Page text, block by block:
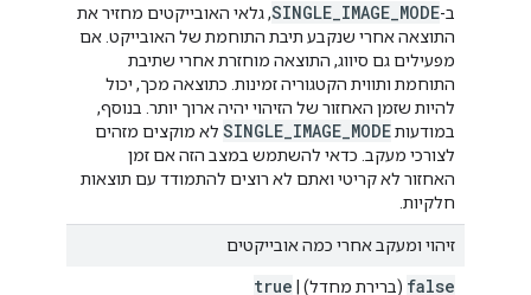
ב-SINGLE_IMAGE_MODE, גלאי האובייקטים מחזיר את
התוצאה אחרי שנקבע תיבת התוחמת של האובייקט. אם
מפעילים גם סיווג, התוצאה מוחזרת אחרי שתיבת
התוחמת ותווית הקטגוריה זמינות. כתוצאה מכך, יכול
להיות שזמן האחזור של הזיהוי יהיה ארוך יותר. בנוסף,
במודעותSINGLE_IMAGE_MODE לא מוקצים מזהים
לצורכי מעקב. כדאי להשתמש במצב הזה אם זמן
האחזור לא קריטי ואתם לא רוצים להתמודד עם תוצאות
חלקיות.
זיהוי ומעקב אחרי כמה אובייקטים
false (ברירת מחדל) | true